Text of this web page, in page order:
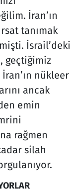
İran’ın
tanımak
İsrail’deki
geçtiğimiz
nükleer
ancak
emin
rağmen
silah